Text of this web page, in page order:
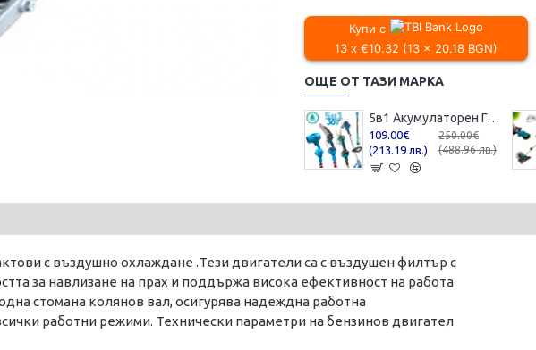
Купи с
13 x €10.32 (13 x 20.18 BGN)
ОЩЕ ОТ ТАЗИ МАРКА
5в1 Акумулаторен Градински Промо Комплект Телескопичен Прът Духалка за Листа Резачка за Клони Лозарска Ножица и Тример за Трева 36V 8,0AH 3 Батерии
109.00€
(213.19 лв.)
250.00€
(488.96 лв.)
с въздушно охлаждане .Тези двигатели са с въздушен филтър с
за навлизане на прах и поддържа висока ефективност на работа
стомана колянов вал, осигурява надеждна работна
работни режими. Технически параметри на бензинов двигател